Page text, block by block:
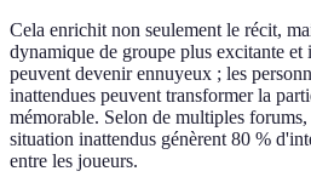
Cela enrichit non seulement le récit,
dynamique de groupe plus excitante
peuvent devenir ennuyeux ; les
inattendues peuvent transformer la
mémorable. Selon de multiples
situation inattendus génèrent 80 %
entre les joueurs.